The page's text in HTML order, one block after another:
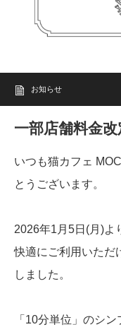
お知らせ
一部店舗料金
いつも猫カフェ
とうございます。
2026年1月5日(月)よ
快適にご利用いただ
しました。
「10分単位」のシ